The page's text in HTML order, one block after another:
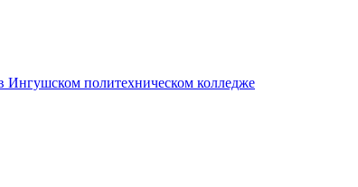
политехническом колледже